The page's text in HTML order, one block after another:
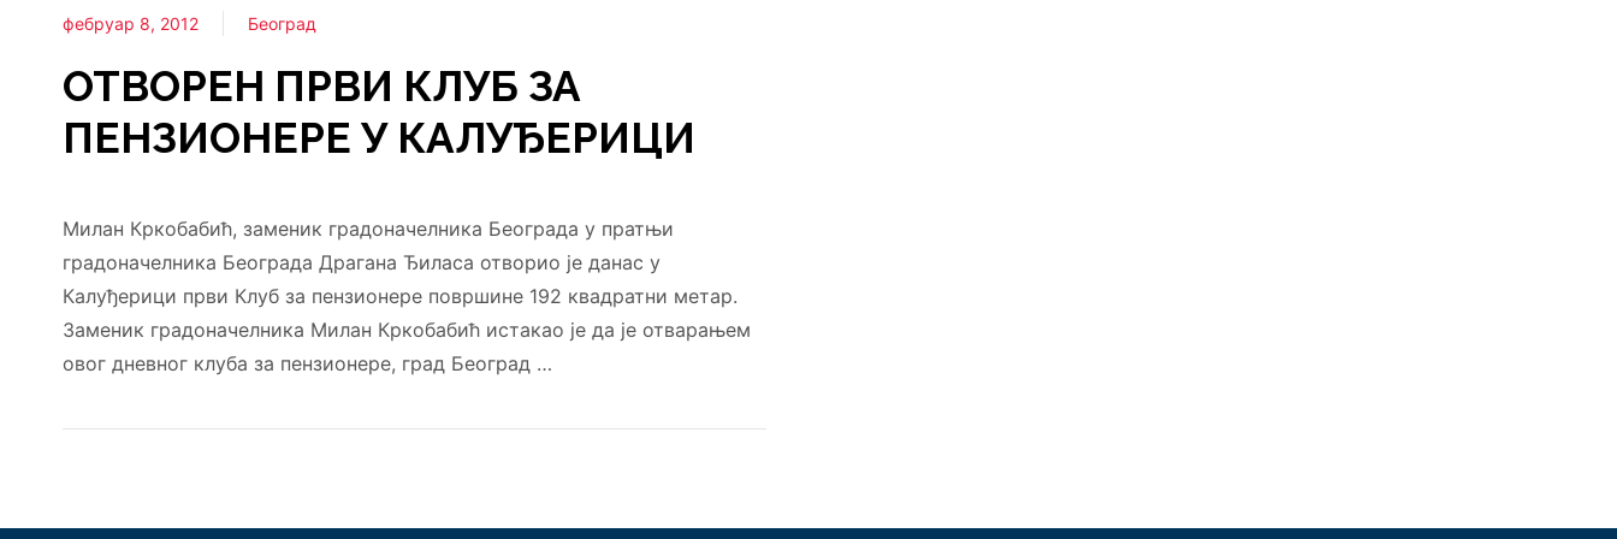
фебруар 8, 2012 Београд
ОТВОРЕН ПРВИ КЛУБ ЗА
ПЕНЗИОНЕРЕ У КАЛУЂЕРИЦИ
Милан Кркобабић, заменик градоначелника Београда у пратњи
градоначелника Београда Драгана Ђиласа отворио је данас у
Калуђерици први Клуб за пензионере површине 192 квадратни метар.
Заменик градоначелника Милан Кркобабић истакао је да је отварањем
овог дневног клуба за пензионере, град Београд …